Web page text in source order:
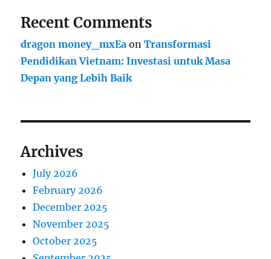
Recent Comments
dragon money_mxEa onTransformasi
Pendidikan Vietnam: Investasi untuk Masa
Depan yang Lebih Baik
Archives
July 2026
February 2026
December 2025
November 2025
October 2025